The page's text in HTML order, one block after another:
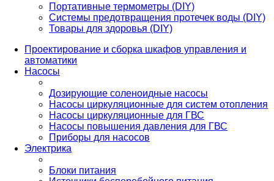
Портативные термометры (DIY)
Системы предотвращения протечек воды (DIY)
Товары для здоровья (DIY)
Проектирование и сборка шкафов управления и
автоматики
Насосы
Дозирующие соленоидные насосы
Насосы циркуляционные для систем отопления
Насосы циркуляционные для ГВС
Насосы повышения давления для ГВС
Приборы для насосов
Электрика
Блоки питания